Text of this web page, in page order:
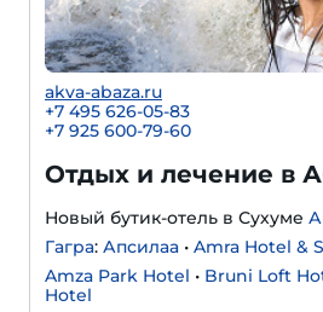
akva-abaza.ru
+7 495 626-05-83
+7 925 600-79-60
Отдых и лечение в
Новый бутик-отель в Сухуме
Гагра: Апсилаа • Amra Hotel &
Amza Park Hotel • Bruni Loft
Hotel